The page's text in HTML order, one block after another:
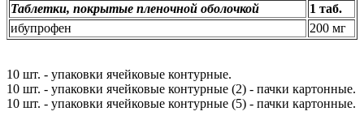
Таблетки, покрытые пленочной оболочкой
1 таб.
ибупрофен
200 мг
10 шт. - упаковки ячейковые контурные.
10 шт. - упаковки ячейковые контурные (2) - пачки картонные.
10 шт. - упаковки ячейковые контурные (5) - пачки картонные.